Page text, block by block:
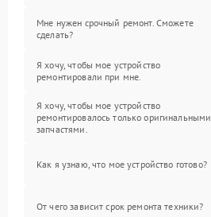
Мне нужен срочный ремонт. Сможете
сделать?
Я хочу, чтобы мое устройство
ремонтировали при мне.
Я хочу, чтобы мое устройство
ремонтировалось только оригинальными
запчастями.
Как я узнаю, что мое устройство готово?
От чего зависит срок ремонта техники?